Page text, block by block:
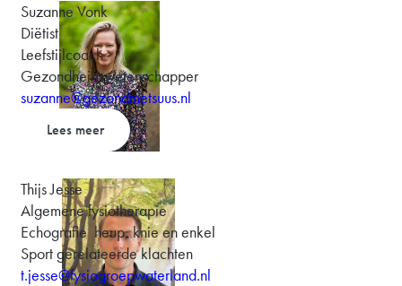
Suzanne Vonk
Diëtist
Leefstijlcoach
Gezondheidswetenschapper
suzanne@gezondmetsuus.nl
Lees meer
Thijs Jesse
Algemene fysiotherapie
Echografie heup, knie en enkel
Sport gerelateerde klachten
t.jesse@fysiogroepwaterland.nl